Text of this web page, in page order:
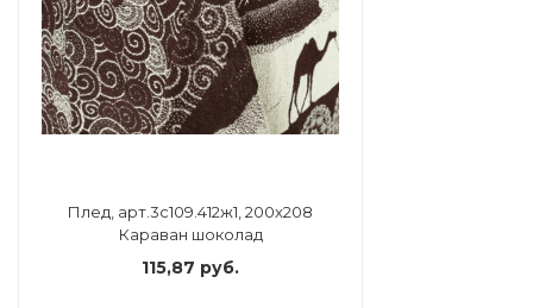
Плед, арт.3с109.412ж1, 200x208
Караван шоколад
115,87 руб.